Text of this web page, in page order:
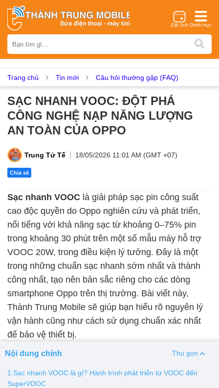
iPhone Samsung Oppo Xiaomi Realme Vivo
Asus Sony Vertu LG Tecno
Dịch vụ sửa chữa
Thay màn hình Thay camera
Thay mic Thay rung Thay main Unlock - Mở Khoá
Màn hình Vsmart Màn hình Google Pixel
Thay pin
Pin iPhone Pin Samsumg Pin Oppo Pin Xiaomi
Pin Realme
Thay vỏ
Vỏ iPhone Vỏ Samsung Vỏ Xiaomi Vỏ Oppo
Vỏ Huawei Vỏ Vivo
Trang chủ Tin mới Câu hỏi thường gặp (FAQ)
SẠC NHANH VOOC: ĐỘT PHÁ
CÔNG NGHỆ NẠP NĂNG LƯỢNG
AN TOÀN CỦA OPPO
Trung Tử Tế 18/05/2026 11:01 AM (GMT +07)
Chia sẻ
Sạc nhanh VOOC là giải pháp sạc pin công suất
cao độc quyền do Oppo nghiên cứu và phát triển,
nổi tiếng với khả năng sạc từ khoảng 0–75% pin
trong khoảng 30 phút trên một số mẫu máy hỗ trợ
VOOC 20W, trong điều kiện lý tưởng. Đây là một
trong những chuẩn sạc nhanh sớm nhất và thành
công nhất, tạo nên bản sắc riêng cho các dòng
smartphone Oppo trên thị trường. Bài viết này,
Thành Trung Mobile sẽ giúp bạn hiểu rõ nguyên lý
vận hành cũng như cách sử dụng chuẩn xác nhất
để bảo vệ thiết bị.
Nội dung chính Thu gọn
1.Sạc nhanh VOOC là gì? Hành trình phát triển từ VOOC đến
SuperVOOC